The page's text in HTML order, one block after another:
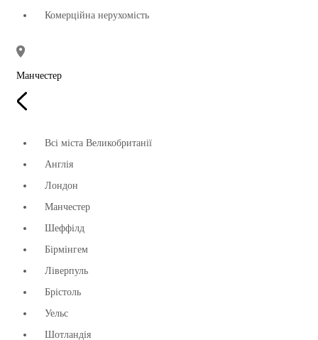
Комерційна нерухомість
Манчестер
Всі міста Великобританії
Англія
Лондон
Манчестер
Шеффілд
Бірмінгем
Ліверпуль
Брістоль
Уельс
Шотландія